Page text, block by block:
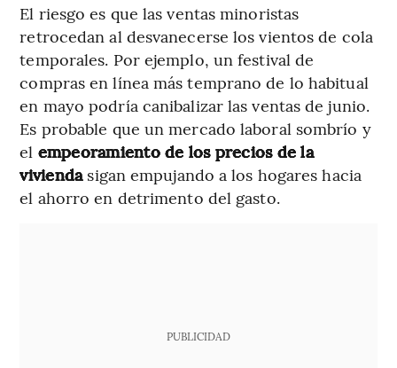
El riesgo es que las ventas minoristas
retrocedan al desvanecerse los vientos de cola
temporales. Por ejemplo, un festival de
compras en línea más temprano de lo habitual
en mayo podría canibalizar las ventas de junio.
Es probable que un mercado laboral sombrío y
el empeoramiento de los precios de la
viviendasigan empujando a los hogares hacia
el ahorro en detrimento del gasto.
PUBLICIDAD